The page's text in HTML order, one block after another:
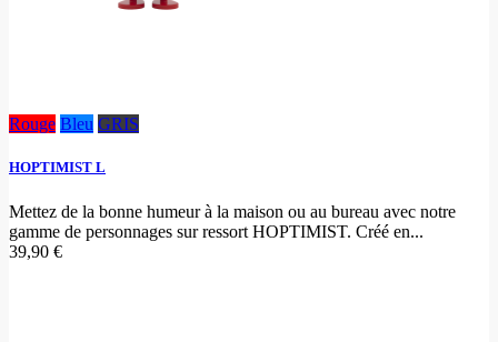
Rouge Bleu GRIS
HOPTIMIST L
Mettez de la bonne humeur à la maison ou au bureau avec notre
gamme de personnages sur ressort HOPTIMIST. Créé en...
39,90 €